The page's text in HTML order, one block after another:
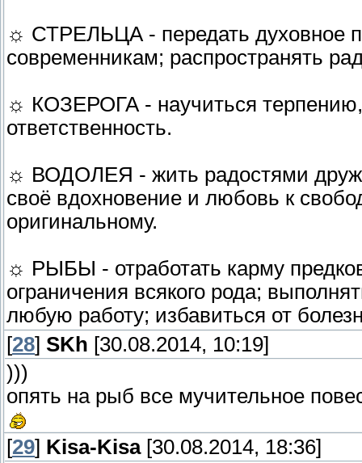
☼ СТРЕЛЬЦА - передать духовное
современникам; распространять
☼ КОЗЕРОГА - научиться
ответственность.
☼ ВОДОЛЕЯ - жить радостями
своё вдохновение и любовь к
оригинальному.
☼ РЫБЫ - отработать карму
ограничения всякого рода;
любую работу; избавиться от
[28] SKh [30.08.2014, 10:19]
)))
опять на рыб все мучительное
[29] Kisa-Kisa[30.08.2014, 18:36]